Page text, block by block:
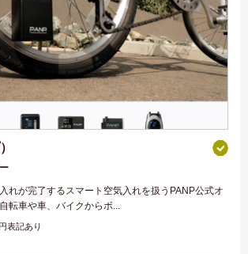
れが完了するスマート空気入れを扱うPANP公式オ
転車や車、バイクからボ...
円表記あり